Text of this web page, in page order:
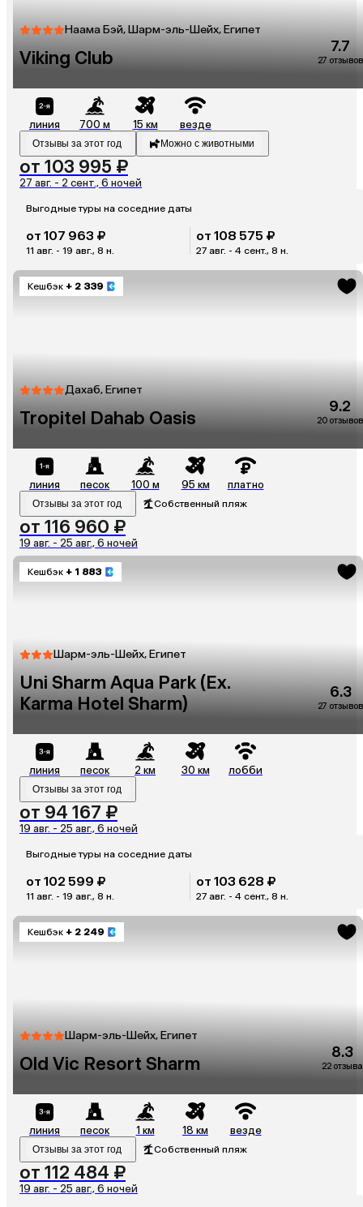
Наама Бэй, Шарм-эль-Шейх, Египет
Viking Club
7.7
27 отзывов
линия 700 м 15 км везде
Отзывы за этот год Можно с животными
от 103 995 ₽
27 авг. - 2 сент., 6 ночей
Выгодные туры на соседние даты
от 107 963 ₽
11 авг. - 19 авг., 8 н.
от 108 575 ₽
27 авг. - 4 сент., 8 н.
Кешбэк + 2 339
Дахаб, Египет
Tropitel Dahab Oasis
9.2
20 отзывов
линия песок 100 м 95 км платно
Отзывы за этот год Собственный пляж
от 116 960 ₽
19 авг. - 25 авг., 6 ночей
Кешбэк + 1 883
Шарм-эль-Шейх, Египет
Uni Sharm Aqua Park (Ex.
Karma Hotel Sharm)
6.3
27 отзывов
линия песок 2 км 30 км лобби
Отзывы за этот год
от 94 167 ₽
19 авг. - 25 авг., 6 ночей
Выгодные туры на соседние даты
от 102 599 ₽
11 авг. - 19 авг., 8 н.
от 103 628 ₽
27 авг. - 4 сент., 8 н.
Кешбэк + 2 249
Шарм-эль-Шейх, Египет
Old Vic Resort Sharm
8.3
22 отзыва
линия песок 1 км 18 км везде
Отзывы за этот год Собственный пляж
от 112 484 ₽
19 авг. - 25 авг., 6 ночей